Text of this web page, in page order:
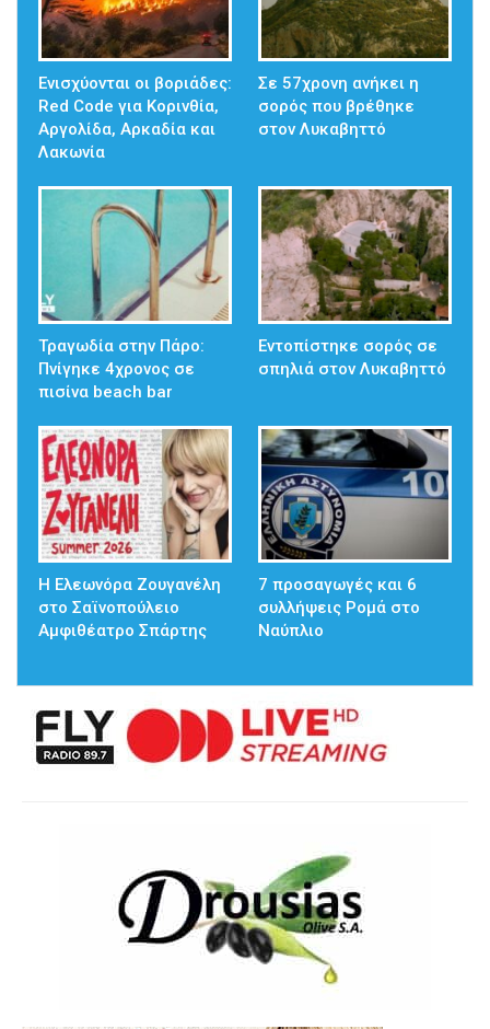
Ενισχύονται οι βοριάδες:
Red Code για Κορινθία,
Αργολίδα, Αρκαδία και
Λακωνία
Σε 57χρονη ανήκει η
σορός που βρέθηκε
στον Λυκαβηττό
Τραγωδία στην Πάρο:
Πνίγηκε 4χρονος σε
πισίνα beach bar
Εντοπίστηκε σορός σε
σπηλιά στον Λυκαβηττό
Η Ελεωνόρα Ζουγανέλη
στο Σαϊνοπούλειο
Αμφιθέατρο Σπάρτης
7 προσαγωγές και 6
συλλήψεις Ρομά στο
Ναύπλιο